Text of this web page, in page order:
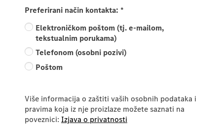
Preferirani način kontakta: *
Elektroničkom poštom (tj. e-mailom,
tekstualnim porukama)
Telefonom (osobni pozivi)
Poštom
Više informacija o zaštiti vaših osobnih podataka i
pravima koja iz nje proizlaze možete saznati na
poveznici: Izjava o privatnosti